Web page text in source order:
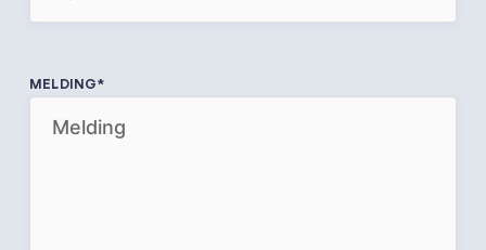
MELDING*